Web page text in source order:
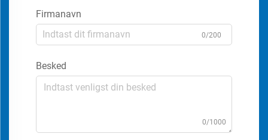
Firmanavn
0/200
Besked
0/1000